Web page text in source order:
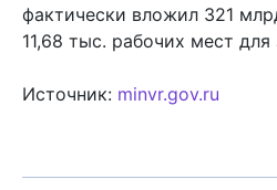
фактически вложил 321
11,68 тыс. рабочих мест для
Источник: minvr.gov.ru